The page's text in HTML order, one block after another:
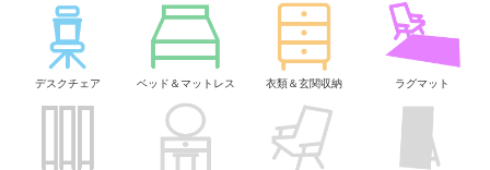
デスクチェア ベッド＆マットレス 衣類＆玄関収納 ラグマット